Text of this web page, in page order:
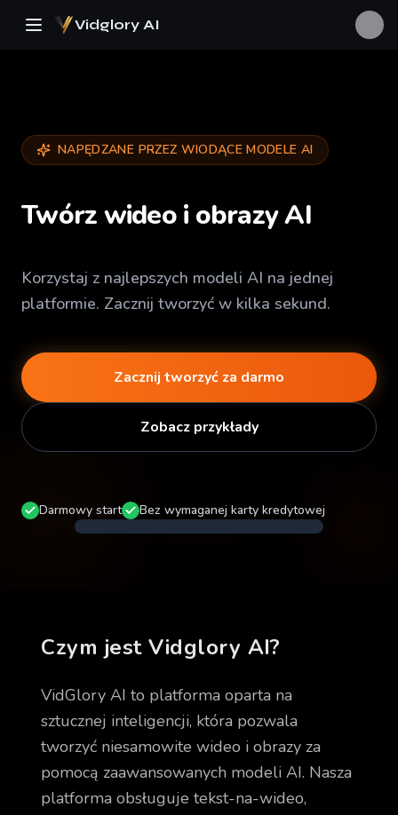
Vidglory AI
NAPĘDZANE PRZEZ WIODĄCE MODELE AI
Twórz wideo i obrazy AI
Korzystaj z najlepszych modeli AI na jednej
platformie. Zacznij tworzyć w kilka sekund.
Zacznij tworzyć za darmo
Zobacz przykłady
Darmowy start Bez wymaganej karty kredytowej
VidgloryAI.video
In
Czym jest Vidglory AI?
VidGlory AI to platforma oparta na
sztucznej inteligencji, która pozwala
tworzyć niesamowite wideo i obrazy za
pomocą zaawansowanych modeli AI. Nasza
platforma obsługuje tekst-na-wideo,